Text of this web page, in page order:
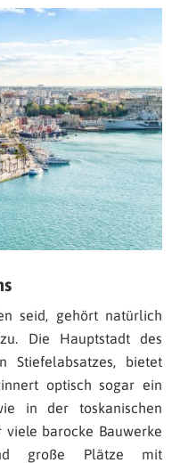
seid, gehört natürlich
Die Hauptstadt des
Stiefelabsatzes, bietet
optisch sogar ein
in der toskanischen
barocke Bauwerke
große Plätze mit